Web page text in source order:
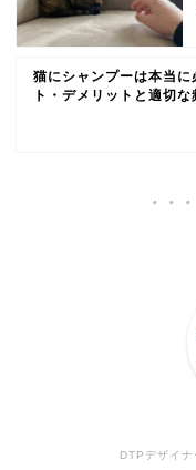
猫にシャンプーは本当に
ト・デメリットと適切な
DTPデザイナ